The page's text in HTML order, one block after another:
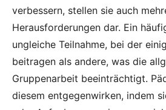
verbessern, stellen sie auch
Herausforderungen dar. Ein
ungleiche Teilnahme, bei der
beitragen als andere, was die
Gruppenarbeit beeinträchtigt.
diesem entgegenwirken, indem